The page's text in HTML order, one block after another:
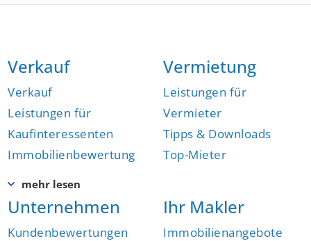
Verkauf
Verkauf
Leistungen für
Kaufinteressenten
Immobilienbewertung
Vermietung
Leistungen für
Vermieter
Tipps & Downloads
Top-Mieter
Unternehmen
Kundenbewertungen
Ihr Makler
Immobilienangebote